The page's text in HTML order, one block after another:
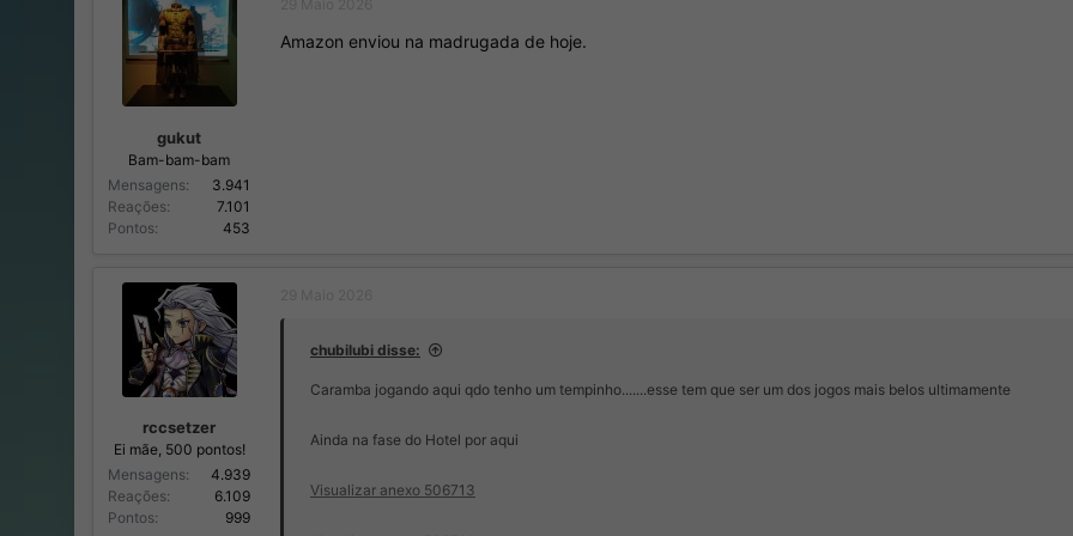
r
d
t
i
c
o
gukut
Bam-bam-bam
Mensagens
3.941
Reações
7.101
Pontos
453
Amazon enviou na madrugada de hoje.
rccsetzer
Ei mãe, 500 pontos!
Mensagens
4.939
Reações
6.109
Pontos
999
chubilubi disse:
Caramba jogando aqui qdo tenho um tempinho.......esse tem que ser um dos jogos mais belos ultimamente
Ainda na fase do Hotel por aqui
Visualizar anexo 506713